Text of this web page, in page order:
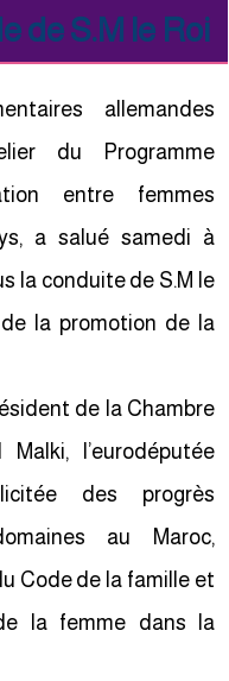
de S.M le Roi
allemandes
du Programme
entre femmes
a salué samedi à
la conduite de S.M le
la promotion de la
de la Chambre
l’eurodéputée
des progrès
au Maroc,
Code de la famille et
la femme dans la